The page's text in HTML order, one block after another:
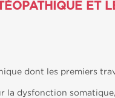
ET
dont les premiers
la dysfonction